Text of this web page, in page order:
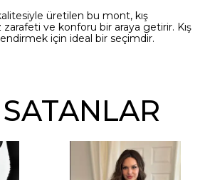
üretilen bu mont, kış
zarafeti ve konforu bir araya getirir. Kış
için ideal bir seçimdir.